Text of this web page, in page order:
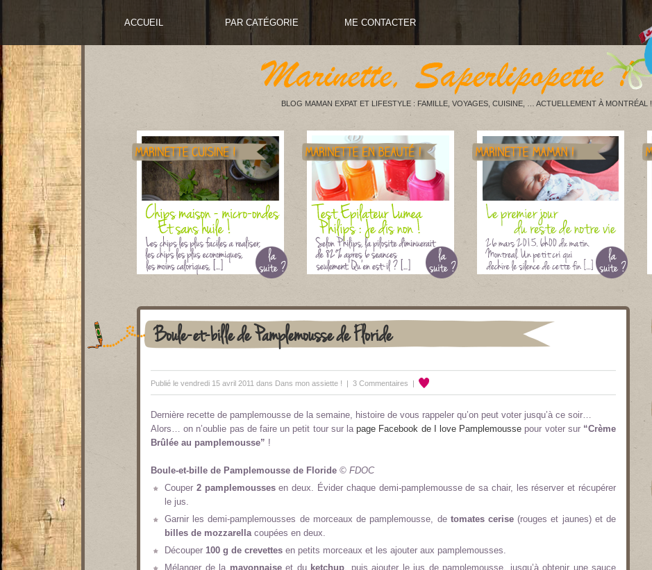
ACCUEIL PAR CATÉGORIE ME CONTACTER
BLOG MAMAN EXPAT ET LIFESTYLE : FAMILLE, VOYAGES, CUISINE, … ACTUELLEMENT À MONTRÉAL !
Boule-et-bille de Pamplemousse de Floride
Publié le vendredi 15 avril 2011 dans Dans mon assiette ! | 3 Commentaires |
Dernière recette de pamplemousse de la semaine, histoire de vous rappeler qu’on peut voter jusqu’à ce soir…
Alors… on n’oublie pas de faire un petit tour sur lapage Facebook de I love Pamplemousse pour voter sur “Crème
Brûlée au pamplemousse” !
Boule-et-bille de Pamplemousse de Floride © FDOC
Couper 2 pamplemoussesen deux. Évider chaque demi-pamplemousse de sa chair, les réserver et récupérer
le jus.
Garnir les demi-pamplemousses de morceaux de pamplemousse, de tomates cerise(rouges et jaunes) et de
billes de mozzarellacoupées en deux.
Découper 100 g de crevettes en petits morceaux et les ajouter aux pamplemousses.
Mélanger de la mayonnaiseet du ketchup, puis ajouter le jus de pamplemousse, jusqu’à obtenir une sauce